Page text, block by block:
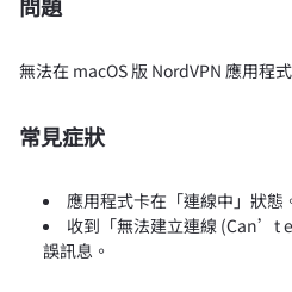
無法在 macOS 版 NordVPN 應用程
常見症狀
應用程式卡在「連線中」狀態
收到「無法建立連線 (Can’t
誤訊息。